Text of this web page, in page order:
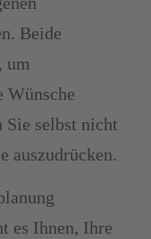
Beide
um
Wünsche
Sie selbst nicht
auszudrücken.
es Ihnen, Ihre